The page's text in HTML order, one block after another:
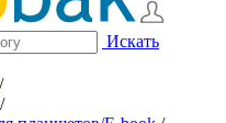
Искать
/
/